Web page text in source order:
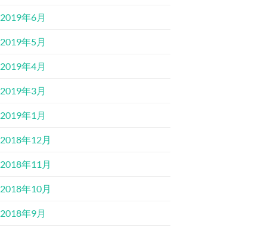
2019年6月
2019年5月
2019年4月
2019年3月
2019年1月
2018年12月
2018年11月
2018年10月
2018年9月